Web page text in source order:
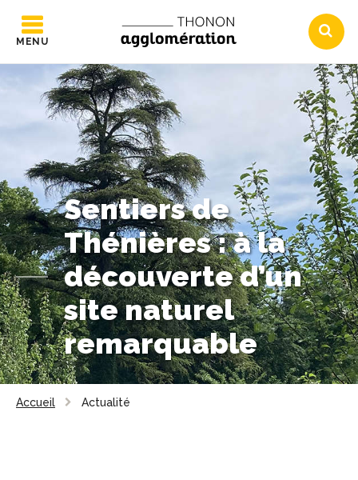
MENU
Sentiers de
Thénières : à la
découverte d’un
site naturel
remarquable
Accueil Actualité